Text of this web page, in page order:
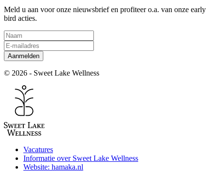
Meld u aan voor onze nieuwsbrief en profiteer o.a. van onze early
bird acties.
Aanmelden
© 2026 - Sweet Lake Wellness
Vacatures
Informatie over Sweet Lake Wellness
Website: hamaka.nl